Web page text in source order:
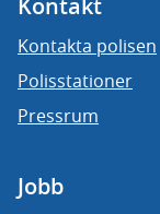
Kontakt
Kontakta polisen
Polisstationer
Pressrum
Jobb